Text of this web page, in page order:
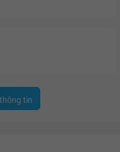
Nội ) kết nối với tầng 2 TTTM
tin